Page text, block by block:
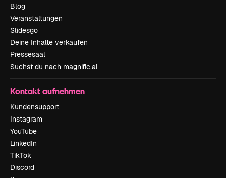
Blog
Veranstaltungen
Slidesgo
Deine Inhalte verkaufen
Pressesaal
Suchst du nach magnific.ai
Kontakt aufnehmen
Kundensupport
Instagram
YouTube
LinkedIn
TikTok
Discord